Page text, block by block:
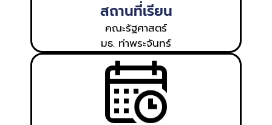
สถานที่เรียน
คณะรัฐศาสตร์
มธ. ท่าพระจันทร์